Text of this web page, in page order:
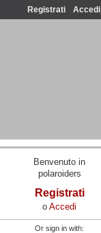
Registrati Accedi
Benvenuto in
polaroiders
Registrati
o Accedi
Or sign in with: